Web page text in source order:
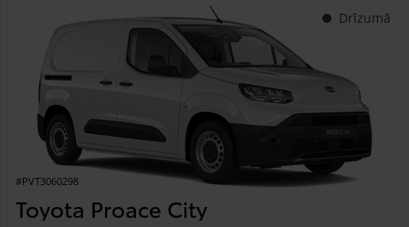
Drīzumā
#PVT3060298
Toyota Proace City